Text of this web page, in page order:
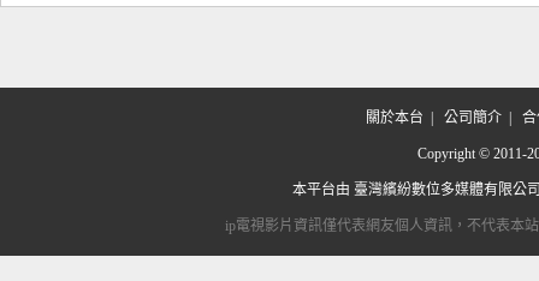
關於本台 公司簡介| 合
Copyright © 2011-
本平台由 臺灣繽紛數位多媒體有限公
ip電視影片資訊僅代表網友個人資訊，不代表本